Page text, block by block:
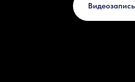
Видеозапись